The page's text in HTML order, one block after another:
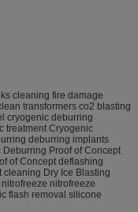
cleaning fire damage
transformers co2 blasting
cryogenic deburring
treatment Cryogenic
deburring implants
Proof of Concept
of Concept deflashing
Dry Ice Blasting
nitrofreeze
flash removal silicone